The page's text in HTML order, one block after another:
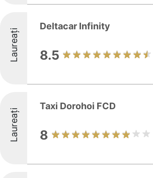
Laureați
Deltacar Infinity
8.5
Laureați
Taxi Dorohoi FCD
8